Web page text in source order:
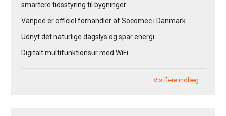
smartere tidsstyring til bygninger
Vanpee er officiel forhandler af Socomec i Danmark
Udnyt det naturlige dagslys og spar energi
Digitalt multifunktionsur med WiFi
Vis flere indlæg …